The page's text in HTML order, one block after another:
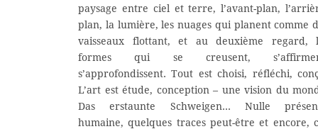
paysage entre ciel et terre, l’avant-plan,
plan, la lumière, les nuages qui planent comme
vaisseaux flottant, et au deuxième regard,
formes qui se creusent,
s’approfondissent. Tout est choisi, réfléchi,
L’art est étude, conception – une vision du
Das erstaunte Schweigen… Nulle
humaine, quelques traces peut-être et encore,